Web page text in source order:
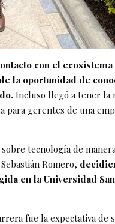
con el
la oportunidad de
Incluso llegó a tener la
para gerentes de una
tecnología de
Romero,
en la Universidad
fue la expectativa de